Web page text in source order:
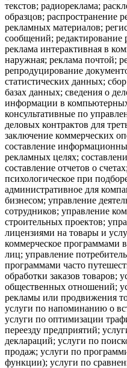
текстов; радиореклама;
образцов; распространение
рекламных материалов;
сообщений; редактирование
реклама интерактивная в
наружная; реклама почтой;
репродуцирование
статистических данных;
базах данных; сведения о
информации в
консультативные по
деловых контрактов для
заключение коммерческих
составление
рекламных целях;
составление отчетов о
психологическое при
административное для
бизнесом; управление
сотрудников; управление
строительных проектов;
лицензиями на товары и
коммерческое программами
лиц; управление
программами часто
обработки заказов товаров;
общественных отношений;
рекламы или продвижения
услуги по напоминанию о
услуги по оптимизации
переезду предприятий;
деклараций; услуги по
продаж; услуги по
функции); услуги по